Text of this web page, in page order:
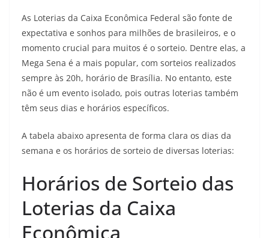
As Loterias da Caixa Econômica Federal são fonte de
expectativa e sonhos para milhões de brasileiros, e o
momento crucial para muitos é o sorteio. Dentre elas, a
Mega Sena é a mais popular, com sorteios realizados
sempre às 20h, horário de Brasília. No entanto, este
não é um evento isolado, pois outras loterias também
têm seus dias e horários específicos.
A tabela abaixo apresenta de forma clara os dias da
semana e os horários de sorteio de diversas loterias:
Horários de Sorteio das
Loterias da Caixa
Econômica